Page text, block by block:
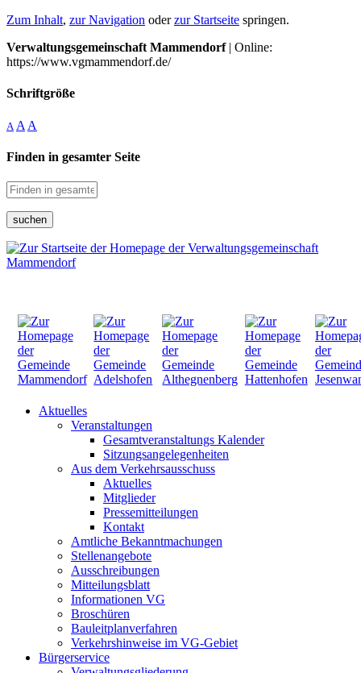
Zum Inhalt, zur Navigation oderzur Startseite springen.
Verwaltungsgemeinschaft Mammendorf| Online:
https://www.vgmammendorf.de/
Schriftgröße
A A A
Finden in gesamter Seite
suchen
Aktuelles
Veranstaltungen
Gesamtveranstaltungs Kalender
Sitzungsangelegenheiten
Aus dem Verkehrsausschuss
Aktuelles
Mitglieder
Pressemitteilungen
Kontakt
Amtliche Bekanntmachungen
Stellenangebote
Ausschreibungen
Mitteilungsblatt
Informationen VG
Broschüren
Bauleitplanverfahren
Verkehrshinweise im VG-Gebiet
Bürgerservice